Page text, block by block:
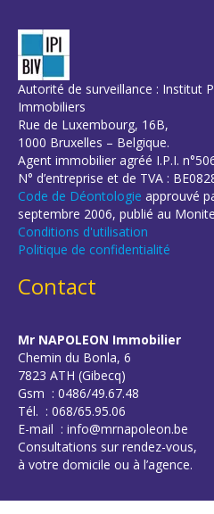
Autorité de surveillance : Institut
Immobiliers
Rue de Luxembourg, 16B,
1000 Bruxelles – Belgique.
Agent immobilier agréé I.P.I.
N° d’entreprise et de TVA :
Code de Déontologie approuvé
septembre 2006, publié au
Conditions d'utilisation
Politique de confidentialité
Contact
Mr NAPOLEON Immobilier
Chemin du Bonla, 6
7823 ATH (Gibecq)
Gsm : 0486/49.67.48
Tél. : 068/65.95.06
E-mail : info@mrnapoleon.be
Consultations sur rendez-vous,
à votre domicile ou à l’agence.